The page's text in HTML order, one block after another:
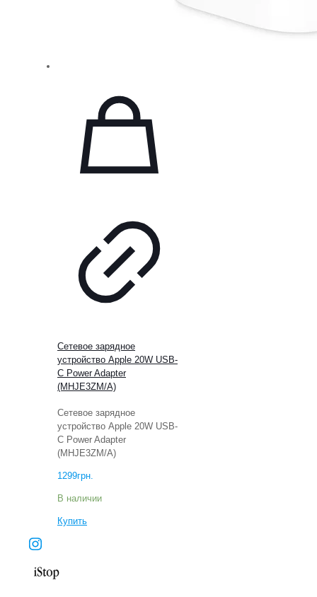
Сетевое зарядное
устройство Apple 20W USB-
C Power Adapter
(MHJE3ZM/A)
Сетевое зарядное
устройство Apple 20W USB-
C Power Adapter
(MHJE3ZM/A)
1299грн.
В наличии
Купить